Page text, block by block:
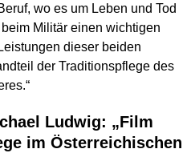
wo es um Leben und Tod
Militär einen wichtigen
dieser beiden
der Traditionspflege des
Ludwig: „Film
im Österreichischen